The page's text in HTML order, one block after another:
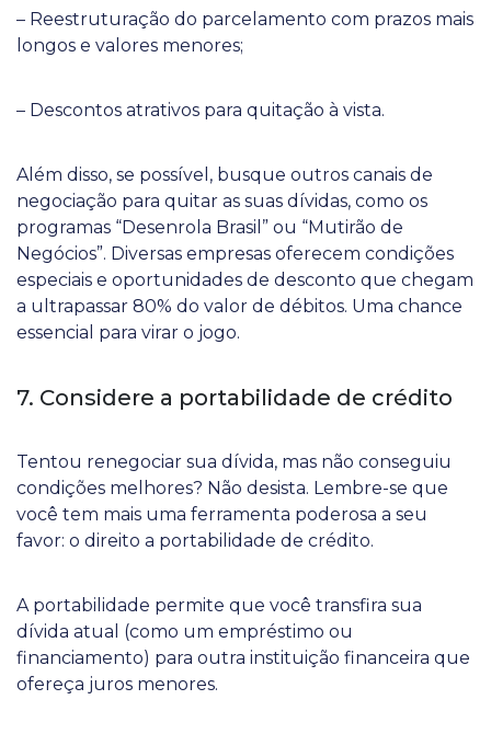
– Reestruturação do parcelamento com prazos mais
longos e valores menores;
– Descontos atrativos para quitação à vista.
Além disso, se possível, busque outros canais de
negociação para quitar as suas dívidas, como os
programas “Desenrola Brasil” ou “Mutirão de
Negócios”. Diversas empresas oferecem condições
especiais e oportunidades de desconto que chegam
a ultrapassar 80% do valor de débitos. Uma chance
essencial para virar o jogo.
7. Considere a portabilidade de crédito
Tentou renegociar sua dívida, mas não conseguiu
condições melhores? Não desista. Lembre-se que
você tem mais uma ferramenta poderosa a seu
favor: o direito a portabilidade de crédito.
A portabilidade permite que você transfira sua
dívida atual (como um empréstimo ou
financiamento) para outra instituição financeira que
ofereça juros menores.